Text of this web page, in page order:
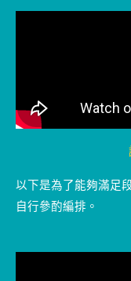
以下是為了能夠滿足
自行參酌編排。